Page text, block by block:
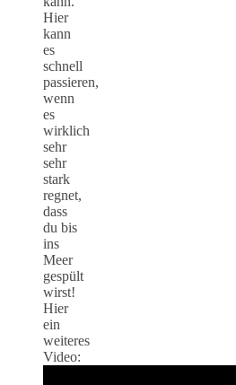
Hier
kann
es
schnell
passieren,
wenn
es
wirklich
sehr
sehr
stark
regnet,
dass
du bis
ins
Meer
gespült
wirst!
Hier
ein
weiteres
Video: